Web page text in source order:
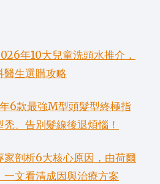
年10大兒童洗頭水推介，
醫生選購攻略
6款最強M型頭髮型終極指
、告別髮線後退煩惱！
剖析6大核心原因，由荷爾
文看清成因與治療方案